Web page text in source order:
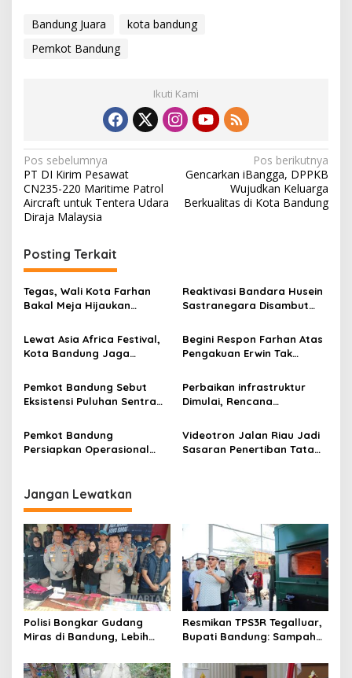
Bandung Juara
kota bandung
Pemkot Bandung
Ikuti Kami
N
a
v
i
g
a
s
i
p
o
s
Pos sebelumnya
PT DI Kirim Pesawat
CN235-220 Maritime Patrol
Aircraft untuk Tentera Udara
Diraja Malaysia
Pos berikutnya
Gencarkan iBangga, DPPKB
Wujudkan Keluarga
Berkualitas di Kota Bandung
Posting Terkait
Tegas, Wali Kota Farhan
Bakal Meja Hijaukan
Riau
Reaktivasi Bandara Husein
Sastranegara Disambut
Air Jet
Lewat Asia Africa Festival,
Kota Bandung Jaga
Global
Begini Respon Farhan Atas
Pengakuan Erwin Tak
Pemerintahan
Pemkot Bandung Sebut
Eksistensi Puluhan Sentra
PDRB Terbesar
Perbaikan infrastruktur
Dimulai, Rencana
Husein Sastranegara Makin
Nyata
Pemkot Bandung
Persiapkan Operasional
Layani Boeing Hingga
Airbus
Videotron Jalan Riau Jadi
Sasaran Penertiban Tata
Jangan Lewatkan
Polisi Bongkar Gudang
Miras di Bandung, Lebih
Resmikan TPS3R Tegalluar,
Bupati Bandung: Sampah
Pemerintah